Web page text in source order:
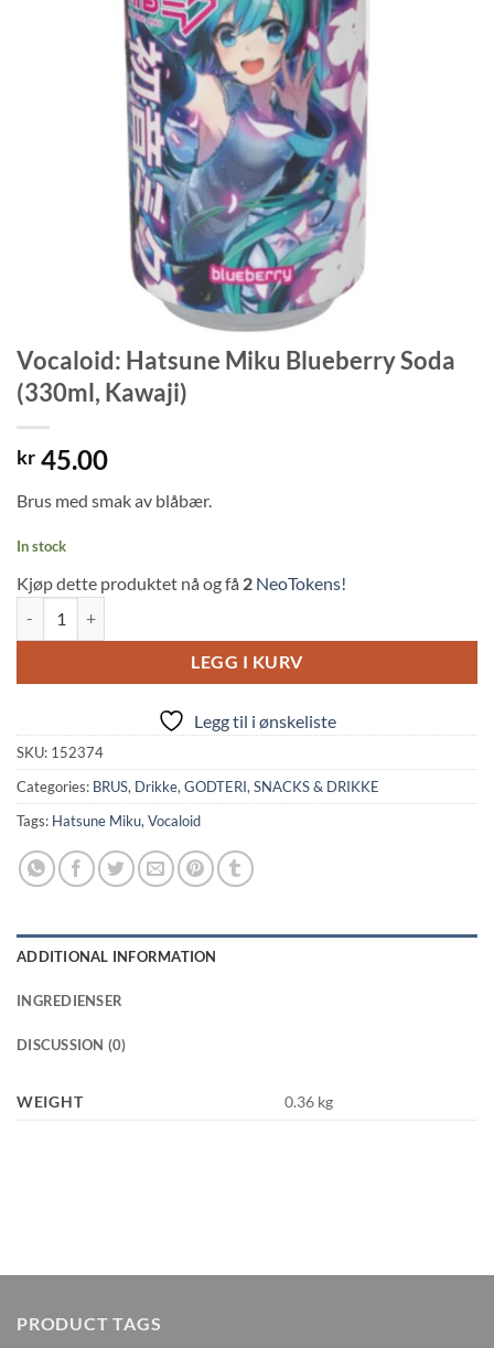
Vocaloid: Hatsune Miku Blueberry Soda
(330ml, Kawaji)
kr 45.00
Brus med smak av blåbær.
In stock
Kjøp dette produktet nå og få 2 NeoTokens!
LEGG I KURV
Legg til i ønskeliste
SKU: 152374
Categories: BRUS, Drikke, GODTERI, SNACKS & DRIKKE
Tags: Hatsune Miku, Vocaloid
ADDITIONAL INFORMATION
INGREDIENSER
DISCUSSION (0)
WEIGHT 0.36 kg
PRODUCT TAGS